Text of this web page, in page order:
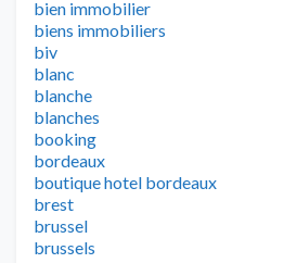
bien immobilier
biens immobiliers
biv
blanc
blanche
blanches
booking
bordeaux
boutique hotel bordeaux
brest
brussel
brussels